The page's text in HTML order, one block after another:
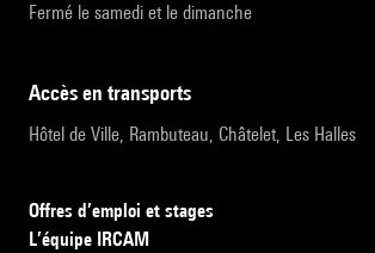
Fermé le samedi et le dimanche
accès en transports
Hôtel de Ville, Rambuteau, Châtelet, Les Halles
Offres d’emploi et stages
L’équipe IRCAM